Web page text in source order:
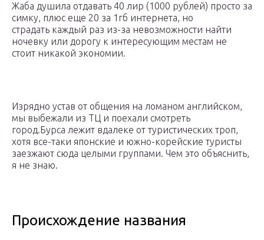
Жаба душила отдавать 40 лир (1000 рублей) просто за
симку, плюс еще 20 за 1гб интернета, но
страдать каждый раз из-за невозможности найти
ночевку или дорогу к интересующим местам не
стоит никакой экономии.
Изрядно устав от общения на ломаном английском,
мы выбежали из ТЦ и поехали смотреть
город.Бурса лежит вдалеке от туристических троп,
хотя все-таки японские и южно-корейские туристы
заезжают сюда целыми группами. Чем это объяснить,
я не знаю.
Происхождение названия